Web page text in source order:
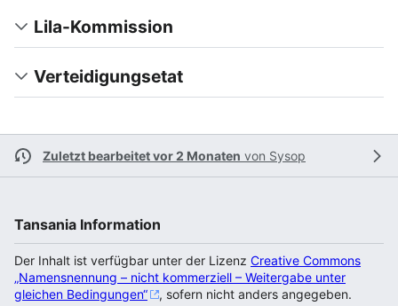
Lila-Kommission
Verteidigungsetat
Zuletzt bearbeitet vor 2 Monaten von Sysop
Tansania Information
Der Inhalt ist verfügbar unter der Lizenz Creative Commons
„Namensnennung – nicht kommerziell – Weitergabe unter
gleichen Bedingungen“
, sofern nicht anders angegeben.